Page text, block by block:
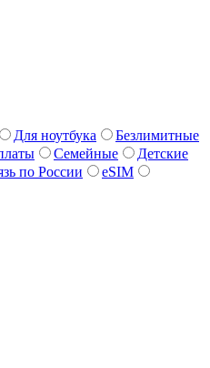
Для ноутбука
Безлимитные
Семейные
Детские
по России
eSIM